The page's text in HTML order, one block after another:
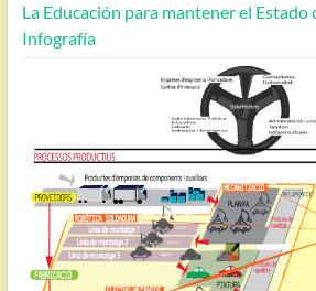
La Educación para mantener el Estado
Infografía